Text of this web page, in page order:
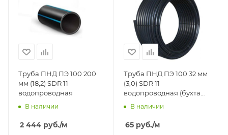
Труба ПНД ПЭ 100 200
мм (18,2) SDR 11
водопроводная
В наличии
2 444 руб./м
Труба ПНД ПЭ 100 32 мм
(3,0) SDR 11
водопроводная (бухта
100 м)
В наличии
65 руб./м